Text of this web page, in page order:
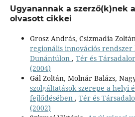
Ugyanannak a szerző(k)nek
olvasott cikkei
Grosz András, Csizmadia
regionális innovációs
Dunántúlon , Tér és
(2004)
Gál Zoltán, Molnár Balázs,
szolgáltatások szerepe a helyi
fejlődésében , Tér és
(2002)